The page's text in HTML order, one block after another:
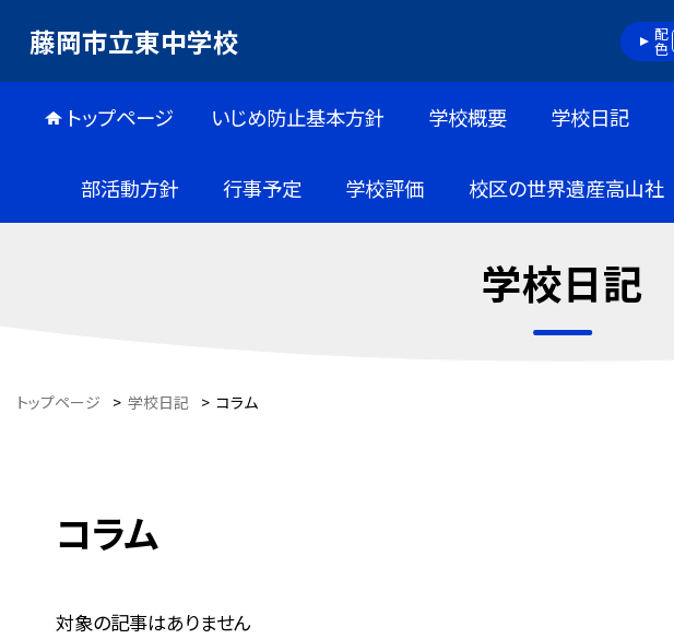
藤岡市立東中学校 配色
トップページ いじめ防止基本方針 学校概要 学校日記
部活動方針 行事予定 学校評価 校区の世界遺産高山社
学校日記
トップページ > 学校日記 > コラム
コラム
対象の記事はありません